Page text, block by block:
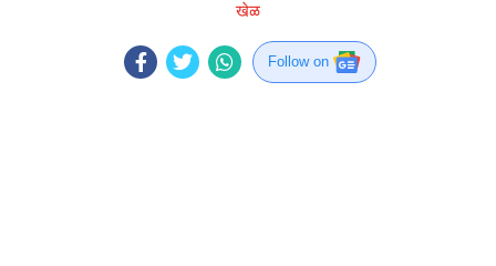
खेळ
Follow on